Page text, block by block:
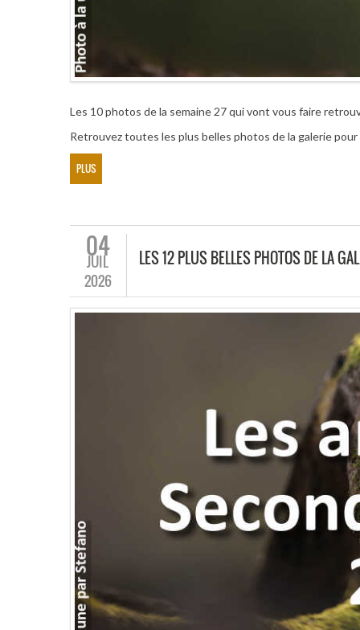
Les 10 photos de la semaine 27 qui vont vous faire
Retrouvez toutes les plus belles photos de la galerie
PLUS
04
JUIL
2026
LES 12 PLUS BELLES PHOTOS DE LA